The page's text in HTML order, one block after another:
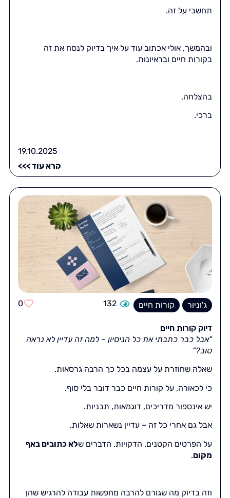
תחשבי על זה.
ובהמשך, אולי אכתוב עוד על איך בדיוק לנסח את זה
בקורות חיים ובראיונות.
בהצלחה,
ברכי.
19.10.2025
קרא עוד >>>
ג'וניור קורות חיים 132
0
דיוק קורות חיים
"אבל כבר כתבתי את כל הניסיון – למה זה עדיין לא נראה
טוב?"
שאלה שחוזרת על עצמה בכל כך הרבה גרסאות.
כי לכאורה, על קורות חיים כבר דובר בלי סוף.
יש אינספור מדריכים, דוגמאות, תבניות.
אבל גם אחרי כל זה – עדיין נשארות שאלות.
על הפרטים הקטנים. הדקויות. הדברים שלא כתובים באף
מקום.
וזה בדיוק מה שגורם להרבה מחפשות עבודה להרגיש שהן